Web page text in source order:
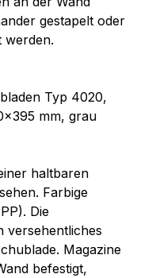
gestapelt oder
werden.
Typ 4020,
mm, grau
haltbaren
Farbige
Die
versehentliches
Magazine
befestigt,